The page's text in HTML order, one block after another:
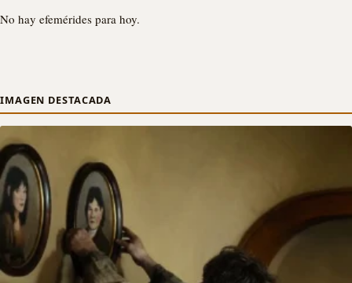
No hay efemérides para hoy.
IMAGEN DESTACADA